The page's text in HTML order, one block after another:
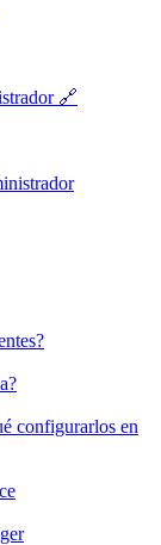
🔗
configurarlos en